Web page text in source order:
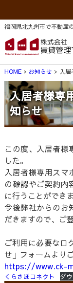
福岡県北九州市で不動産
HOME お知らせ 入
入居者様専
知らせ
この度、入居者様
した。
入居者様専用スマ
の確認やご契約内
に行うことができま
今後弊社からのお
だきますので、ご
ご利用に必要なロ
せ」フォームより
https://www.ck-
くらさぽコネクト ダ